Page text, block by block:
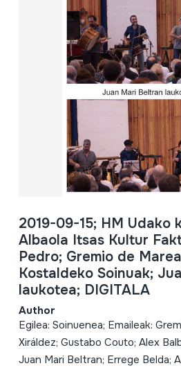
2019-09-15; HM Udako
Albaola Itsas Kultur
Pedro; Gremio de
Kostaldeko Soinuak;
laukotea; DIGITALA
Author
Egilea: Soinuenea; Emaileak:
Xiráldez; Gustabo Couto; Alex
Juan Mari Beltran; Errege Belda;